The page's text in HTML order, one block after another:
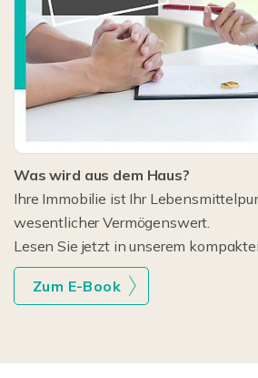
Was wird aus dem Haus?
Ihre Immobilie ist Ihr
wesentlicher Vermögenswert.
Lesen Sie jetzt in unserem
Zum E-Book